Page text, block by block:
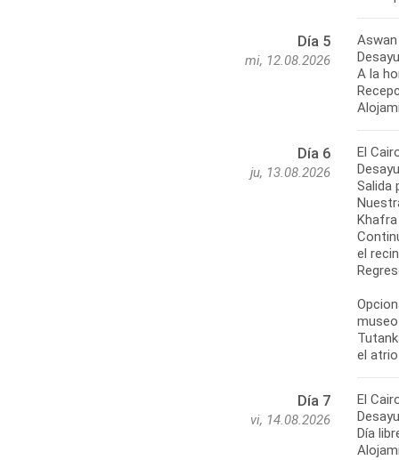
Día 5
mi, 12.08.2026
A la
Día 6
ju, 13.08.2026
El
Salida
el
el
Día 7
vi, 14.08.2026
El
Día